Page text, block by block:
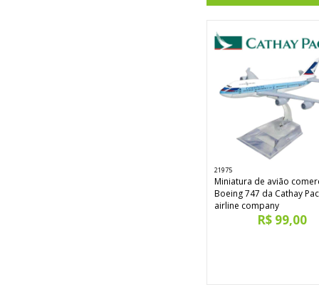
21975
Miniatura de avião
Boeing 747 da Cathay
airline company
R$ 99,00